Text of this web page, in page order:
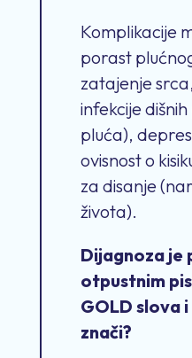
Komplikacije
porast
zatajenje
infekcije
pluća),
ovisnost o
za disanje
života).
Dijagnoza je
otpustnim
GOLD slova
znači?